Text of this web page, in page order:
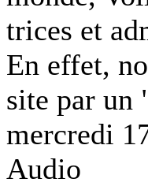
trices et
En effet,
site par un
mercredi
Audio